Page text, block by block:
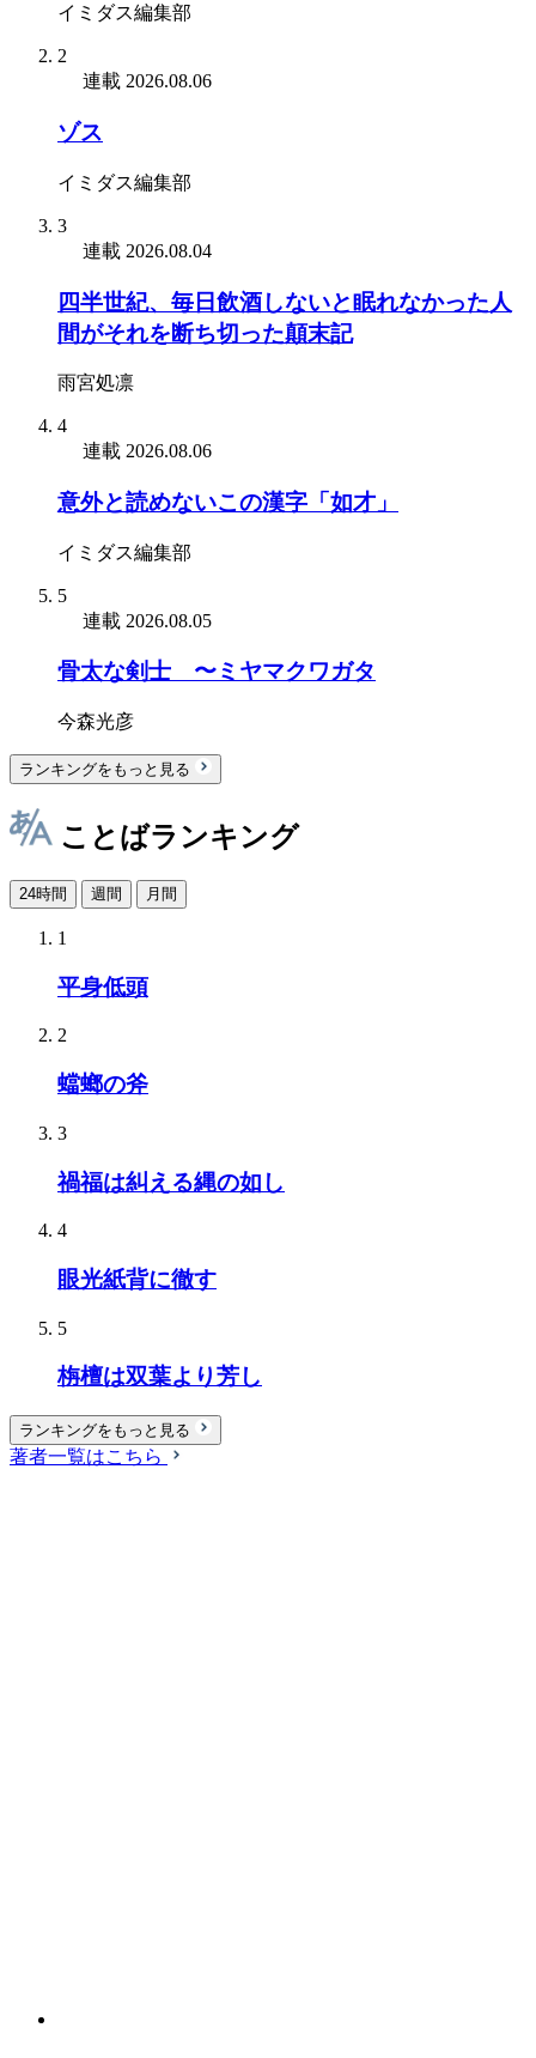
イミダス編集部
2
連載 2026.08.06
ゾス
イミダス編集部
3
連載 2026.08.04
四半世紀、毎日飲酒しないと眠れなかった人
間がそれを断ち切った顛末記
雨宮処凛
4
連載 2026.08.06
意外と読めないこの漢字「如才」
イミダス編集部
5
連載 2026.08.05
骨太な剣士 〜ミヤマクワガタ
今森光彦
ランキングをもっと見る
ことばランキング
24時間 週間 月間
1
平身低頭
2
蟷螂の斧
3
禍福は糾える縄の如し
4
眼光紙背に徹す
5
栴檀は双葉より芳し
ランキングをもっと見る
著者一覧はこちら